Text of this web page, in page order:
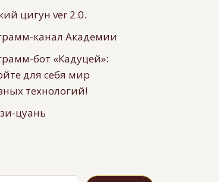
цигун ver 2.0.
канал Академии
бот «Кадуцей»:
для себя мир
технологий!
цуань